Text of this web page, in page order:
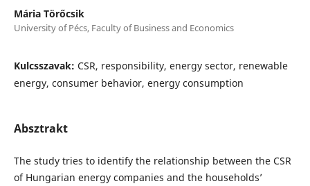
Mária Törőcsik
University of Pécs, Faculty of Business and Economics
Kulcsszavak: CSR, responsibility, energy sector, renewable
energy, consumer behavior, energy consumption
Absztrakt
The study tries to identify the relationship between the CSR
of Hungarian energy companies and the households’